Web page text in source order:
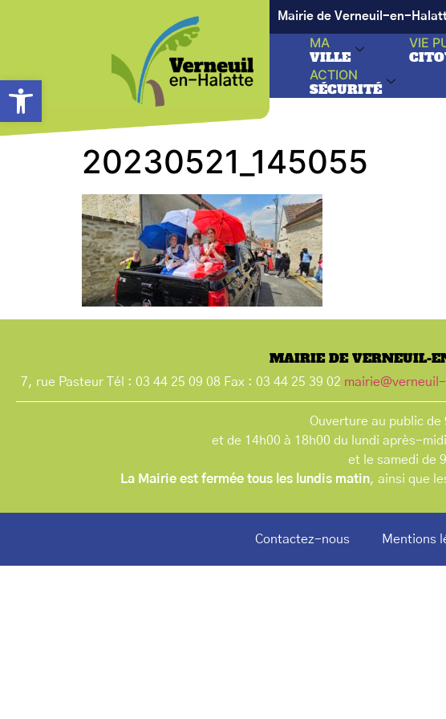
Ouvrir la barre d’outils
Mairie de Verneuil-en-
MA
VILLE
VIE
ACTION
SÉCURITÉ
20230521_145055
MAIRIE DE VERNEUIL-
7, rue Pasteur Tél : 03 44 25 09 08 Fax : 03 44 25 39 02
Ouverture au public de
et de 14h00 à 18h00 du lundi après-
et le samedi de
La Mairie est fermée tous les lundis matin, ainsi que
Contactez-nous Mentions